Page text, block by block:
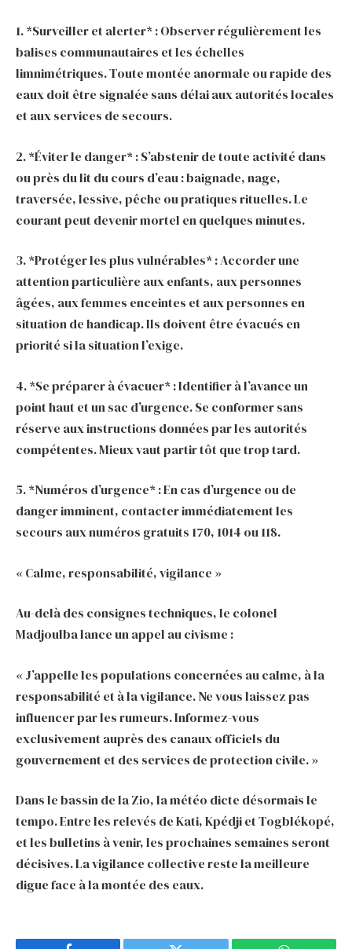
1. *Surveiller et alerter* : Observer régulièrement les
balises communautaires et les échelles
limnimétriques. Toute montée anormale ou rapide des
eaux doit être signalée sans délai aux autorités locales
et aux services de secours.
2. *Éviter le danger* : S’abstenir de toute activité dans
ou près du lit du cours d’eau : baignade, nage,
traversée, lessive, pêche ou pratiques rituelles. Le
courant peut devenir mortel en quelques minutes.
3. *Protéger les plus vulnérables* : Accorder une
attention particulière aux enfants, aux personnes
âgées, aux femmes enceintes et aux personnes en
situation de handicap. Ils doivent être évacués en
priorité si la situation l’exige.
4. *Se préparer à évacuer* : Identifier à l’avance un
point haut et un sac d’urgence. Se conformer sans
réserve aux instructions données par les autorités
compétentes. Mieux vaut partir tôt que trop tard.
5. *Numéros d’urgence* : En cas d’urgence ou de
danger imminent, contacter immédiatement les
secours aux numéros gratuits 170, 1014 ou 118.
« Calme, responsabilité, vigilance »
Au-delà des consignes techniques, le colonel
Madjoulba lance un appel au civisme :
« J’appelle les populations concernées au calme, à la
responsabilité et à la vigilance. Ne vous laissez pas
influencer par les rumeurs. Informez-vous
exclusivement auprès des canaux officiels du
gouvernement et des services de protection civile. »
Dans le bassin de la Zio, la météo dicte désormais le
tempo. Entre les relevés de Kati, Kpédji et Togblékopé,
et les bulletins à venir, les prochaines semaines seront
décisives. La vigilance collective reste la meilleure
digue face à la montée des eaux.